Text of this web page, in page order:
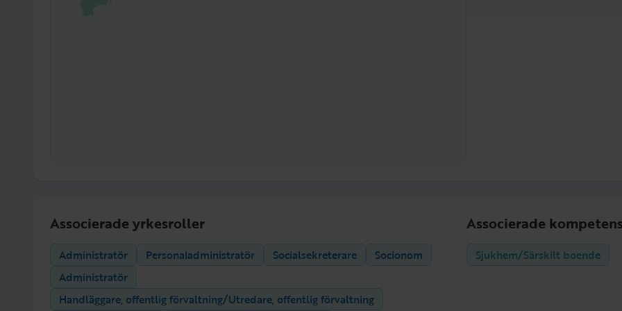
Associerade yrkesroller
Administratör Personaladministratör Socialsekreterare
Socionom
Administratör
Handläggare, offentlig förvaltning/Utredare, offentlig förvaltning
Associerade
Sjukhem/Särskilt boende